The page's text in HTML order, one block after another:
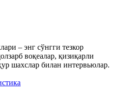
– энг сўнгги тезкор
воқеалар, қизиқарли
шахслар билан интервьюлар.